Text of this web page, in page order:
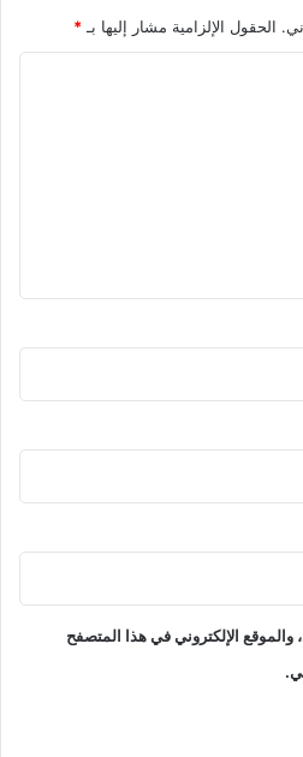
الحقول الإلزامية مشار إليها بـ *
الإلكتروني في هذا المتصفح